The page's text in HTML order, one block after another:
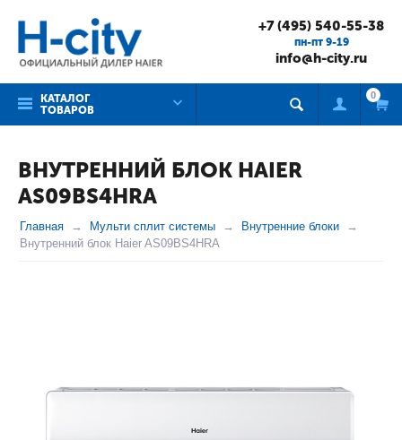
+7 (495) 540-55-38
пн-пт 9-19
info@h-city.ru
КАТАЛОГ
ТОВАРОВ
0
ВНУТРЕННИЙ БЛОК HAIER
AS09BS4HRA
Главная Мульти сплит системы
Внутренние блоки
Внутренний блок Haier AS09BS4HRA